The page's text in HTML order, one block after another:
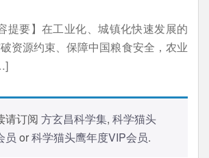
提要】在工业化、城镇化快速发展的
资源约束、保障中国粮食安全，农业
请订阅 方玄昌科学集, 科学猫头
员 or科学猫头鹰年度VIP会员.